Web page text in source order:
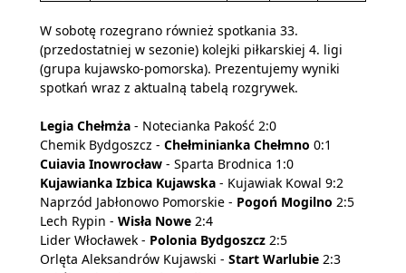
W sobotę rozegrano również spotkania 33.
(przedostatniej w sezonie) kolejki piłkarskiej 4. ligi
(grupa kujawsko-pomorska). Prezentujemy wyniki
spotkań wraz z aktualną tabelą rozgrywek.
Legia Chełmża - Notecianka Pakość 2:0
Chemik Bydgoszcz - Chełminianka Chełmno 0:1
Cuiavia Inowrocław - Sparta Brodnica 1:0
Kujawianka Izbica Kujawska - Kujawiak Kowal 9:2
Naprzód Jabłonowo Pomorskie - Pogoń Mogilno 2:5
Lech Rypin - Wisła Nowe 2:4
Lider Włocławek - Polonia Bydgoszcz 2:5
Orlęta Aleksandrów Kujawski - Start Warlubie 2:3